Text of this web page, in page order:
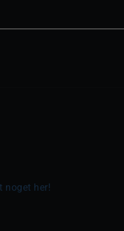
noget her!